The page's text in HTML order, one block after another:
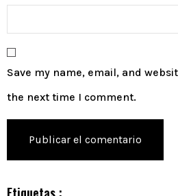
Save my name, email, and
the next time I comment.